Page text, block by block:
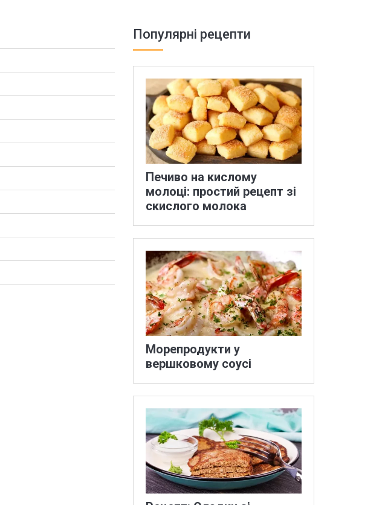
Популярні рецепти
Печиво на кислому
молоці: простий рецепт зі
скислого молока
Морепродукти у
вершковому соусі